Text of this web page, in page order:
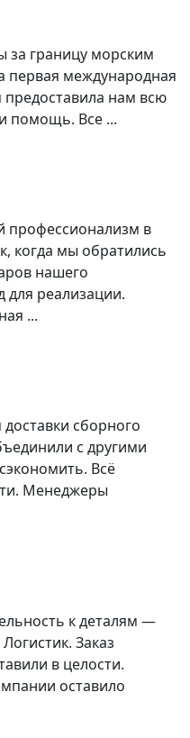
границу морским
первая международная
нам всю
помощь. Все ...
профессионализм в
когда мы обратились
нашего
для реализации.
...
сборного
с другими
Всё
Менеджеры
к деталям —
Заказ
в целости.
оставило